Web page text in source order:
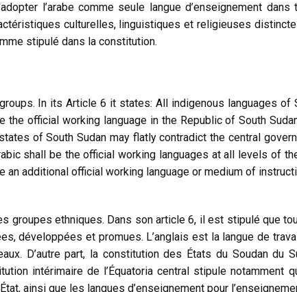
l’arabe comme seule langue d’enseignement
culturelles, linguistiques et religieuses
stipulé dans la constitution.
In its Article 6 it states: All indigenous languages of
official working language in the Republic of South
of South Sudan may flatly contradict the central
shall be the official working languages at all levels of
additional official working language or medium of
groupes ethniques. Dans son article 6, il est stipulé que
développées et promues. L’anglais est la langue de
D’autre part, la constitution des États du Soudan du
intérimaire de l’Équatoria central stipule notamment
ainsi que les langues d’enseignement pour